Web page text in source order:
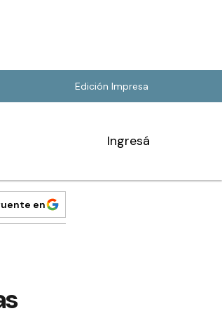
Edición Impresa
Ingresá
en